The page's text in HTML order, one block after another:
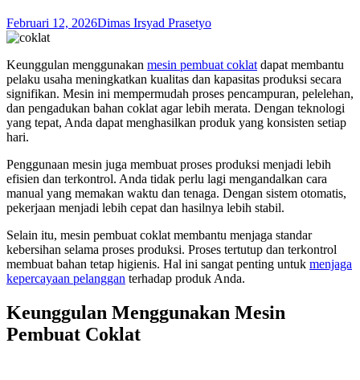
Februari 12, 2026Dimas Irsyad Prasetyo
Keunggulan menggunakan mesin pembuat coklat dapat membantu
pelaku usaha meningkatkan kualitas dan kapasitas produksi secara
signifikan. Mesin ini mempermudah proses pencampuran, pelelehan,
dan pengadukan bahan coklat agar lebih merata. Dengan teknologi
yang tepat, Anda dapat menghasilkan produk yang konsisten setiap
hari.
Penggunaan mesin juga membuat proses produksi menjadi lebih
efisien dan terkontrol. Anda tidak perlu lagi mengandalkan cara
manual yang memakan waktu dan tenaga. Dengan sistem otomatis,
pekerjaan menjadi lebih cepat dan hasilnya lebih stabil.
Selain itu, mesin pembuat coklat membantu menjaga standar
kebersihan selama proses produksi. Proses tertutup dan terkontrol
membuat bahan tetap higienis. Hal ini sangat penting untuk menjaga
kepercayaan pelanggan terhadap produk Anda.
Keunggulan Menggunakan Mesin
Pembuat Coklat